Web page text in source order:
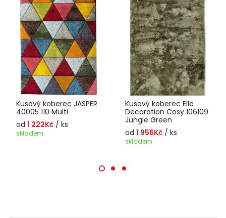
Kusový koberec JASPER
40005 110 Multi
od 1 222Kč / ks
skladem
Kusový koberec Elle
Decoration Cosy 106109
Jungle Green
od 1 956Kč / ks
skladem